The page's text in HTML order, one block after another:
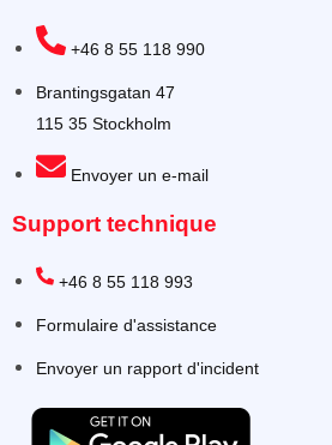
+46 8 55 118 990
Brantingsgatan 47
115 35 Stockholm
Envoyer un e-mail
Support technique
+46 8 55 118 993
Formulaire d'assistance
Envoyer un rapport d'incident